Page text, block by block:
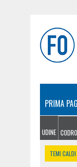
PRIMA
UDINE
TEMI CALDI